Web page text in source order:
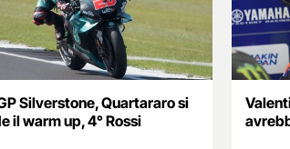
Silverstone, Quartararo si
il warm up, 4° Rossi